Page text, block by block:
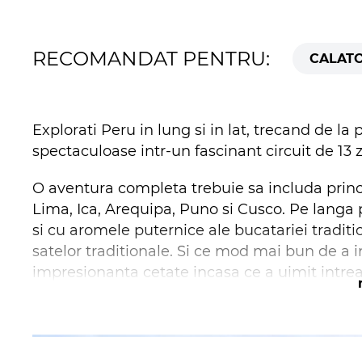
RECOMANDAT PENTRU:
Explorati Peru in lung si in lat, trecand de la
spectaculoase intr-un fascinant circuit de 13
O aventura completa trebuie sa includa
Lima, Ica, Arequipa, Puno si Cusco. Pe
si cu aromele puternice ale bucatariei
satelor traditionale. Si ce mod mai bun de a
impresionanta cetate incasa ce a uimit